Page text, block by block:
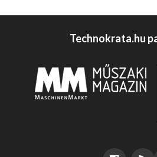
Technokrata.hu